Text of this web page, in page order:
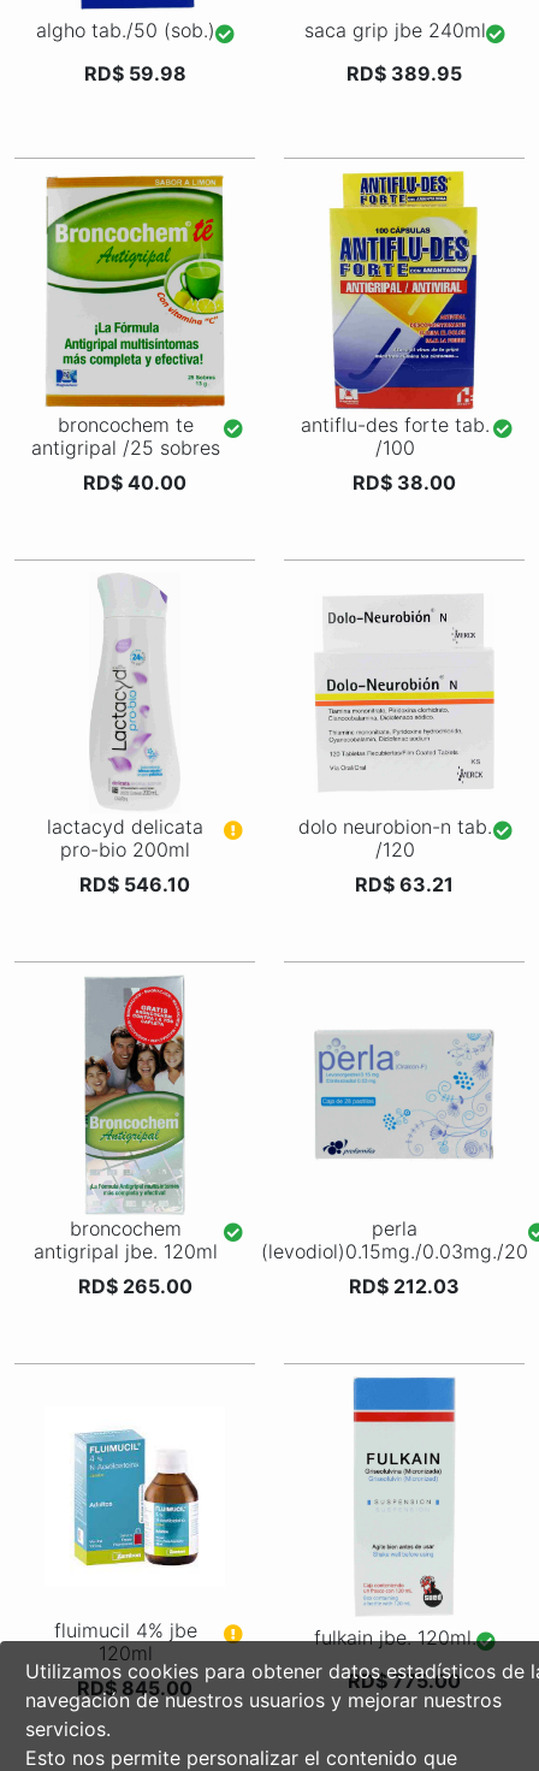
Utilizamos cookies para obtener datos estadísticos de
navegación de nuestros usuarios y mejorar nuestros
servicios.
Esto nos permite personalizar el contenido que
algho tab./50 (sob.)
RD$ 59.98
saca grip jbe 240ml
RD$ 389.95
broncochem te
antigripal /25 sobres
RD$ 40.00
antiflu-des forte tab.
/100
RD$ 38.00
lactacyd delicata
pro-bio 200ml
RD$ 546.10
dolo neurobion-n tab.
/120
RD$ 63.21
broncochem
antigripal jbe. 120ml
RD$ 265.00
perla
(levodiol)0.15mg./0.03mg./20
RD$ 212.03
fluimucil 4% jbe
120ml
RD$ 845.00
fulkain jbe. 120ml.
RD$ 775.00